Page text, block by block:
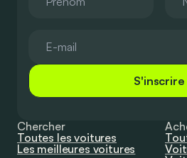
S'inscrire
Chercher
Toutes les voitures
Les meilleures voitures